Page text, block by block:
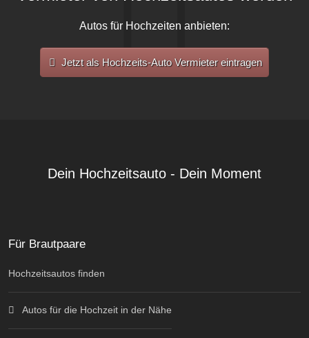
Autos für Hochzeiten anbieten:
Jetzt als Hochzeits-Auto Vermieter eintragen
Dein Hochzeitsauto - Dein Moment
Für Brautpaare
Hochzeitsautos finden
Autos für die Hochzeit in der Nähe